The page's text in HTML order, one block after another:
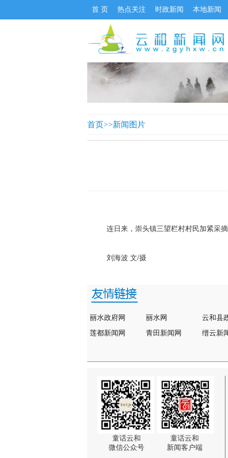
首 页 热点关注 时政新闻 本地新闻
首页>>新闻图片
连日来，崇头镇三望栏村村民加紧采
刘海波 文/摄
丽水政府网 丽水网
云和县
莲都新闻网
青田新闻网 缙云新
童话云和
微信公众号
童话云和
新闻客户端